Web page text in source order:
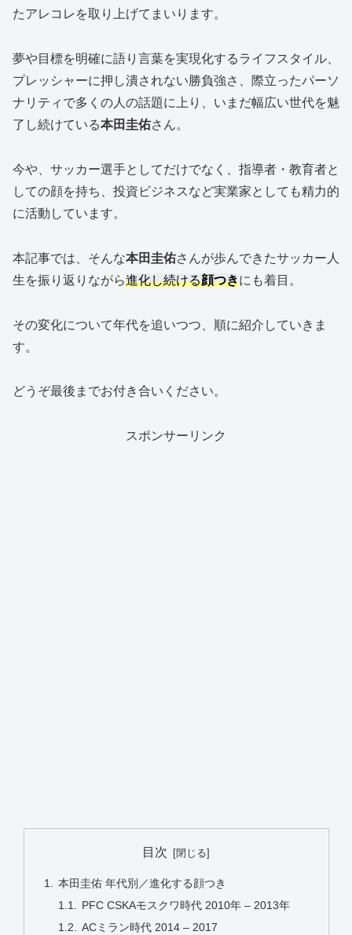
たアレコレを取り上げてまいります。
夢や目標を明確に語り言葉を実現化するライフスタイル、
プレッシャーに押し潰されない勝負強さ、際立ったパーソ
ナリティで多くの人の話題に上り、いまだ幅広い世代を魅
了し続けている本田圭佑さん。
今や、サッカー選手としてだけでなく、指導者・教育者と
しての顔を持ち、投資ビジネスなど実業家としても精力的
に活動しています。
本記事では、そんな本田圭佑さんが歩んできたサッカー人
生を振り返りながら進化し続ける顔つきにも着目。
その変化について年代を追いつつ、順に紹介していきま
す。
どうぞ最後までお付き合いください。
スポンサーリンク
目次
本田圭佑 年代別／進化する顔つき
PFC CSKAモスクワ時代 2010年 – 2013年
ACミラン時代 2014 – 2017